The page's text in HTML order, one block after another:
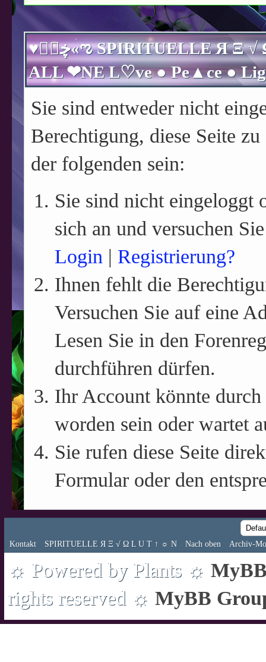
♥ڿڰۣ«ಌ SPIRITUELLE Я Ξ √ Ω L U T ↑ ☼ N - Forum - WE ARE
Sie sind entweder nicht
Berechtigung, diese Seite
der folgenden sein:
Sie sind nicht eingeloggt
sich an und versuchen
Login | Registrierung?
Ihnen fehlt die
Versuchen Sie auf eine
Lesen Sie in den
durchführen dürfen.
Ihr Account könnte
worden sein oder wartet
Sie rufen diese Seite
Formular oder den
Kontakt SPIRITUELLE Я Ξ √ Ω L U T ↑ ☼ N Nach oben Archiv-
☼ Powered by Plants ☼
rights reserved ☼ MyBB